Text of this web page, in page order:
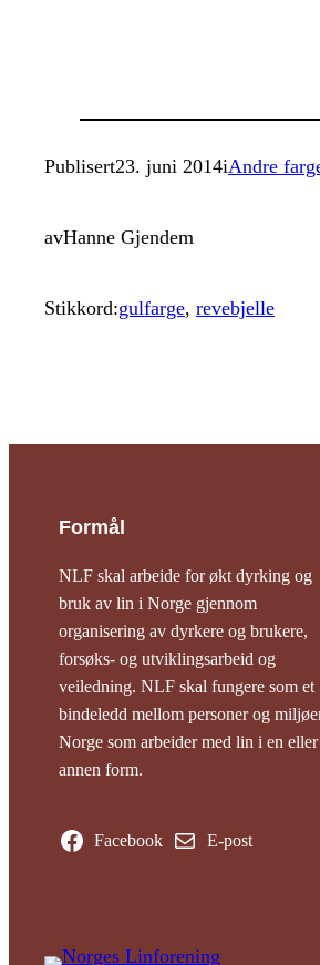
Publisert23. juni 2014iAndre
avHanne Gjendem
Stikkord:gulfarge, revebjelle
Formål
NLF skal arbeide for økt dyrking og
bruk av lin i Norge gjennom
organisering av dyrkere og brukere,
forsøks- og utviklingsarbeid og
veiledning. NLF skal fungere som et
bindeledd mellom personer og
Norge som arbeider med lin i en eller
annen form.
Facebook E-post